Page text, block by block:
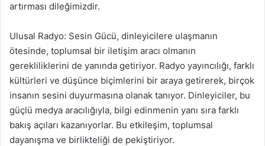
artırması dileğimizdir.
Ulusal Radyo: Sesin Gücü, dinleyicilere ulaşmanın
ötesinde, toplumsal bir iletişim aracı olmanın
gerekliliklerini de yanında getiriyor. Radyo yayıncılığı, farklı
kültürleri ve düşünce biçimlerini bir araya getirerek, birçok
insanın sesini duyurmasına olanak tanıyor. Dinleyiciler, bu
güçlü medya aracılığıyla, bilgi edinmenin yanı sıra farklı
bakış açıları kazanıyorlar. Bu etkileşim, toplumsal
dayanışma ve birlikteliği de pekiştiriyor.